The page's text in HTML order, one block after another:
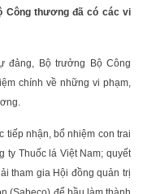
Công thương đã có các vi
đảng, Bộ trưởng Bộ Công
chính về những vi phạm,
tiếp nhận, bổ nhiệm con trai
ty Thuốc lá Việt Nam; quyết
tham gia Hội đồng quản trị